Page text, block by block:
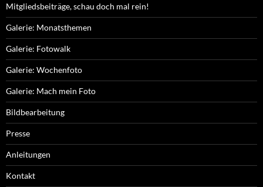
Mitgliedsbeiträge, schau doch mal rein!
Galerie: Monatsthemen
Galerie: Fotowalk
Galerie: Wochenfoto
Galerie: Mach mein Foto
Bildbearbeitung
Presse
Anleitungen
Kontakt